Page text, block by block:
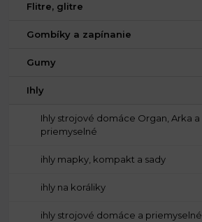
Flitre, glitre
Gombíky a zapínanie
Gumy
Ihly
Ihly strojové domáce Organ, Arka a
priemyselné
ihly mapky, kompakt a sady
ihly na koráliky
ihly strojové domáce a priemyselné